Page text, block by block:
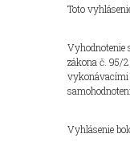
Toto
Vyhodnotenie
zákona č. 95/
vykonávacími
Vyhlásenie